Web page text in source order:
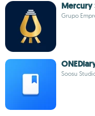
Mercury
Grupo
Soosu